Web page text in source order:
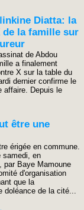
Diatta: la
de la famille sur
de Abdou
a finalement
X sur la table du
dernier confirme le
affaire. Depuis le
être une
érigée en commune.
samedi, en
par Baye Mamoune
d'organisation
que la
doléance de la cité...